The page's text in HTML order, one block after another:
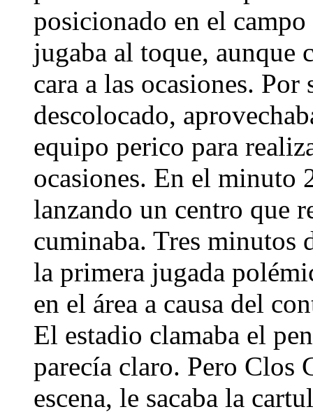
posicionado en el
jugaba al toque, aunque
cara a las ocasiones.
descolocado,
equipo perico para
ocasiones. En el minuto
lanzando un centro que
cuminaba. Tres minutos
la primera jugada
en el área a causa del
El estadio clamaba el
parecía claro. Pero Clos
escena, le sacaba la